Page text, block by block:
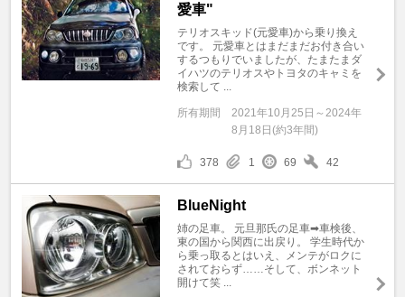
愛車"
テリオスキッド(元愛車)から乗り換え
です。 元愛車とはまだまだお付き合い
するつもりでいましたが、たまたまダ
イハツのテリオスやトヨタのキャミを
検索して ...
所有期間
2021年10月25日～2024年
8月18日(約3年間)
378 1 69 42
BlueNight
姉の足車。 元旦那氏の足車➡車検後、
東の国から関西に出戻り。 学生時代か
ら乗っ取るとはいえ、メンテがロクに
されておらず……そして、ボンネット
開けて笑 ...